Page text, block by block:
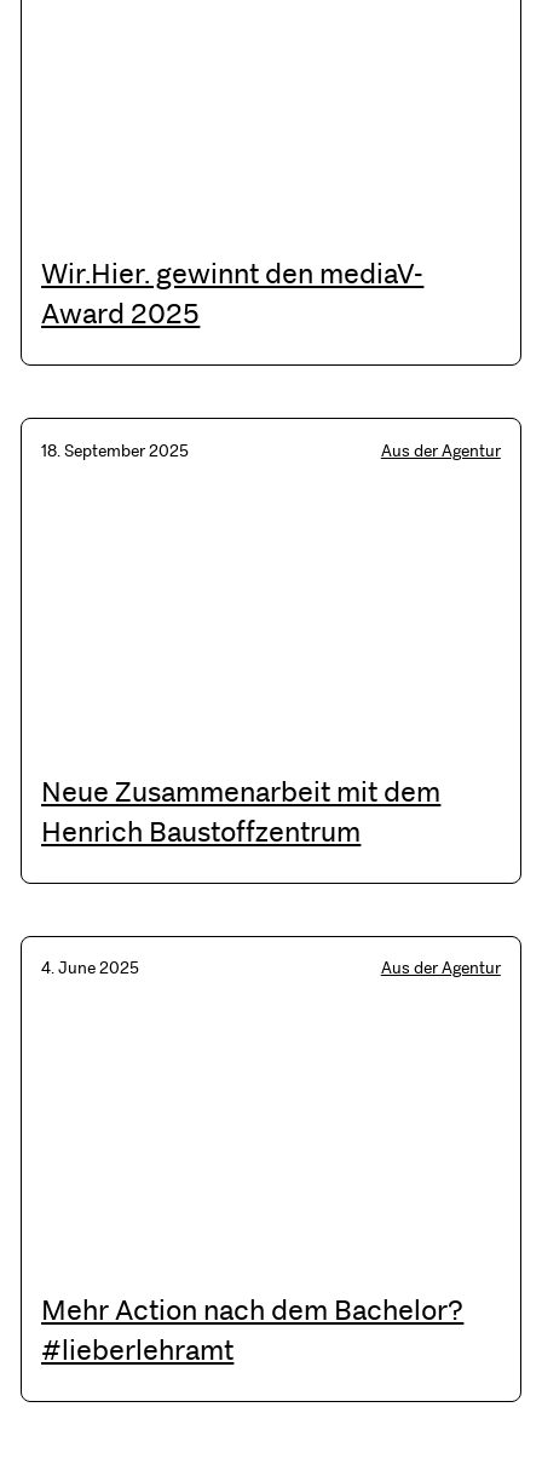
Wir.Hier. gewinnt den mediaV-
Award 2025
18. September 2025 Aus der Agentur
Neue Zusammenarbeit mit dem
Henrich Baustoffzentrum
4. June 2025 Aus der Agentur
Mehr Action nach dem Bachelor?
#lieberlehramt